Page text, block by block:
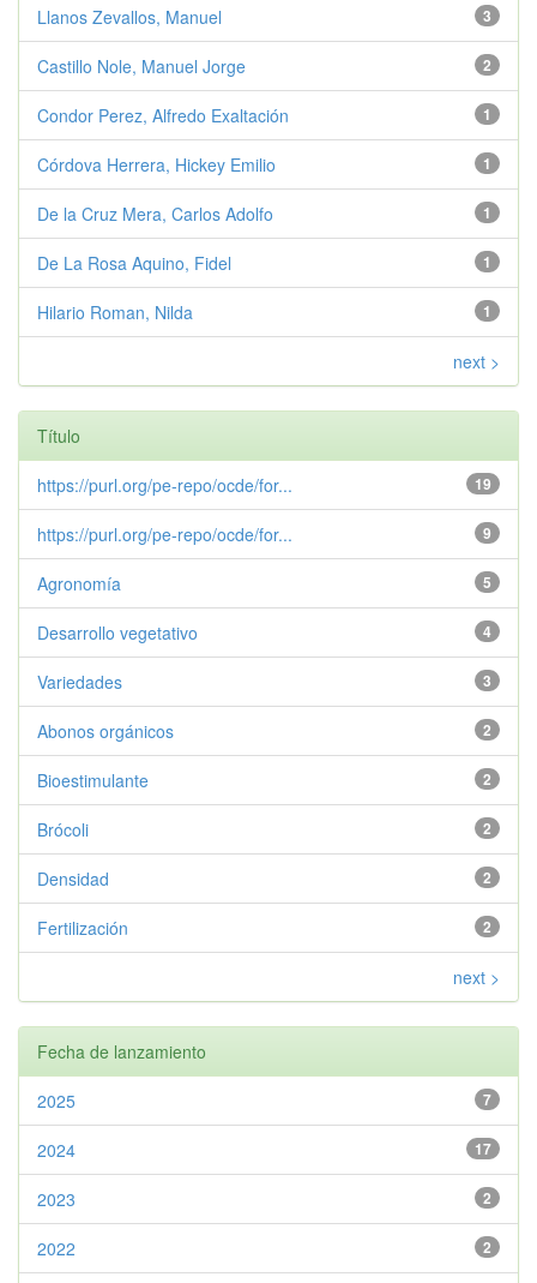
3
Llanos Zevallos, Manuel
2
Castillo Nole, Manuel Jorge
1
Condor Perez, Alfredo Exaltación
1
Córdova Herrera, Hickey Emilio
1
De la Cruz Mera, Carlos Adolfo
1
De La Rosa Aquino, Fidel
1
Hilario Roman, Nilda
next >
Título
19
https://purl.org/pe-repo/ocde/for...
9
https://purl.org/pe-repo/ocde/for...
5
Agronomía
4
Desarrollo vegetativo
3
Variedades
2
Abonos orgánicos
2
Bioestimulante
2
Brócoli
2
Densidad
2
Fertilización
next >
Fecha de lanzamiento
7
2025
17
2024
2
2023
2
2022